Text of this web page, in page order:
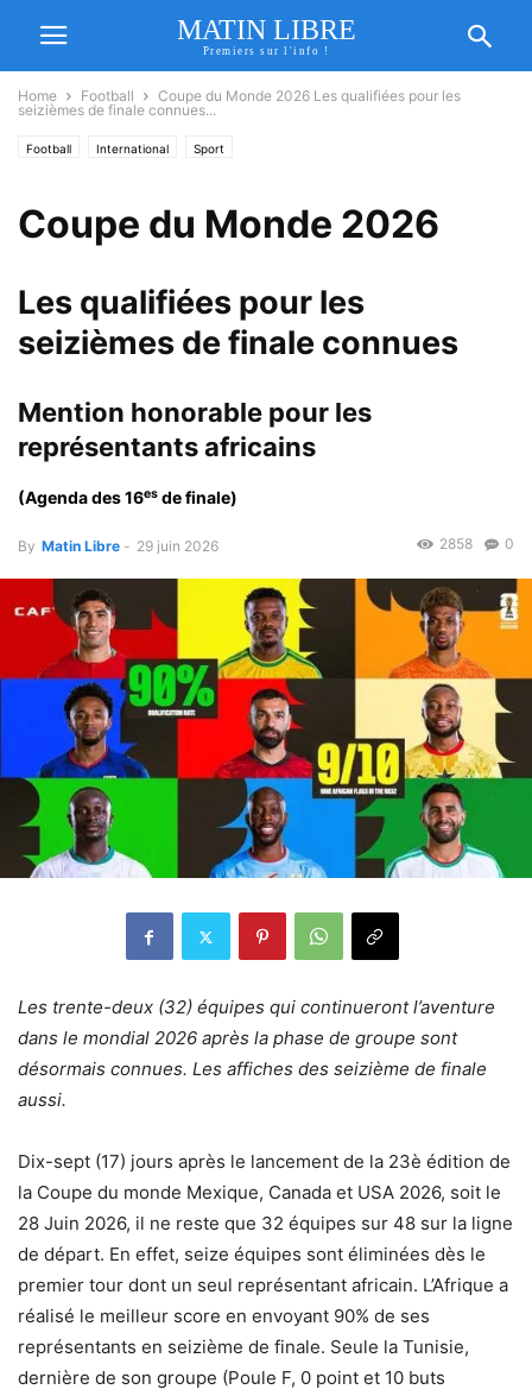
MATIN LIBRE
Premiers sur l'info !
Home Football
Coupe du Monde 2026 Les qualifiées pour les
seizièmes de finale connues...
Football International Sport
Coupe du Monde 2026
Les qualifiées pour les
seizièmes de finale connues
Mention honorable pour les
représentants africains
(Agenda des 16es de finale)
By Matin Libre - 29 juin 2026 0
2858
‎Les trente-deux (32) équipes qui continueront l’aventure
dans le mondial 2026 après la phase de groupe sont
désormais connues. Les affiches des seizième de finale
aussi.
Dix-sept (17) jours après le lancement de la 23è édition de
la Coupe du monde Mexique, Canada et USA 2026, soit le
28 Juin 2026, il ne reste que 32 équipes sur 48 sur la ligne
de départ. En effet, seize équipes sont éliminées dès le
premier tour dont un seul représentant africain. L’Afrique a
réalisé le meilleur score en envoyant 90% de ses
représentants en seizième de finale. Seule la Tunisie,
dernière de son groupe (Poule F, 0 point et 10 buts